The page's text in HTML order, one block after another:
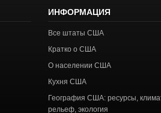
ИНФОРМАЦИЯ
Все штаты США
Кратко о США
О населении США
Кухня США
География США: ресурсы,
рельеф, экология